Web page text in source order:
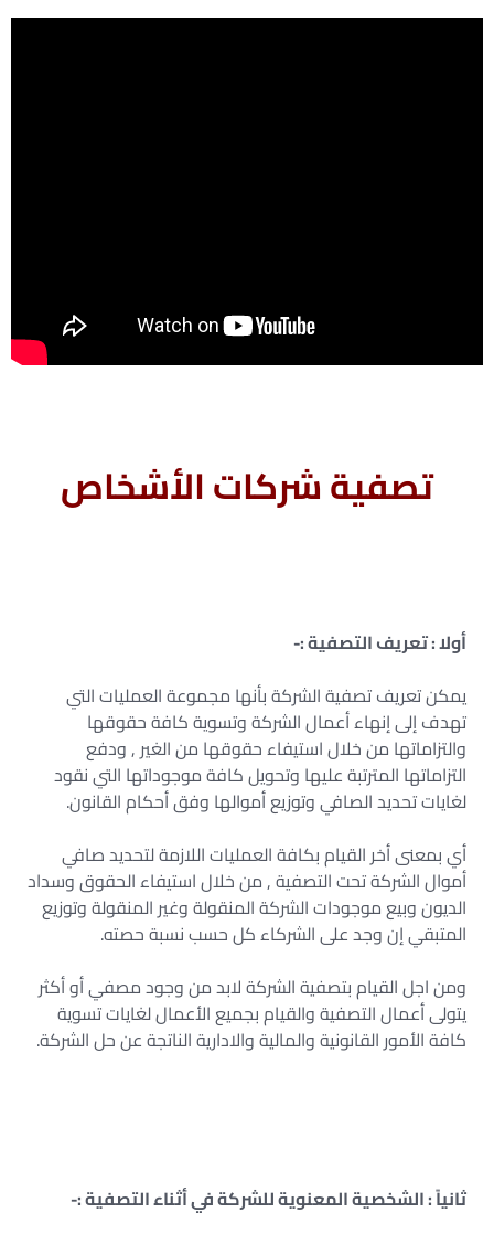
تصفية شركات الأشخاص
أولا : تعريف التصفية :-
يمكن تعريف تصفية الشركة بأنها مجموعة العمليات التي
تهدف إلى إنهاء أعمال الشركة وتسوية كافة حقوقها
والتزاماتها من خلال استيفاء حقوقها من الغير , ودفع
التزاماتها المترتبة عليها وتحويل كافة موجوداتها التي نقود
لغايات تحديد الصافي وتوزيع أموالها وفق أحكام القانون.
أي بمعنى أخر القيام بكافة العمليات اللازمة لتحديد صافي
أموال الشركة تحت التصفية , من خلال استيفاء الحقوق وسداد
الديون وبيع موجودات الشركة المنقولة وغير المنقولة وتوزيع
المتبقي إن وجد على الشركاء كل حسب نسبة حصته.
ومن اجل القيام بتصفية الشركة لابد من وجود مصفي أو أكثر
يتولى أعمال التصفية والقيام بجميع الأعمال لغايات تسوية
كافة الأمور القانونية والمالية والادارية الناتجة عن حل الشركة.
ثانياً : الشخصية المعنوية للشركة في أثناء التصفية :-